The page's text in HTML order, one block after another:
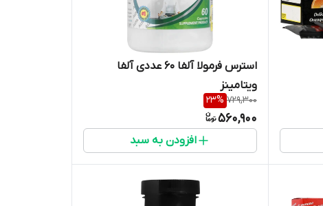
استرس فرمولا آلفا 60 عددی آلفا
ویتامینز
729,300
23%
560,900
افزودن به سبد